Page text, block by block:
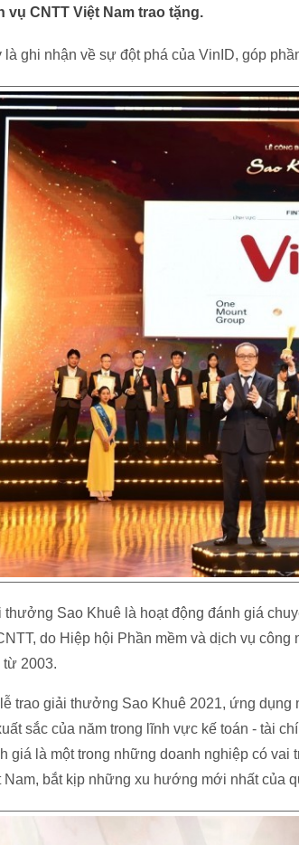
vụ CNTT Việt Nam trao tặng.
là ghi nhận về sự đột phá của VinID, góp
thưởng Sao Khuê là hoạt động đánh giá
do Hiệp hội Phần mềm và dịch vụ
từ 2003.
trao giải thưởng Sao Khuê 2021, ứng
sắc của năm trong lĩnh vực kế toán - tài
giá là một trong những doanh nghiệp có vai
Nam, bắt kịp những xu hướng mới nhất của